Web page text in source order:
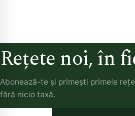
Rețete noi, în
Abonează-te și primești primele
fără nicio taxă.